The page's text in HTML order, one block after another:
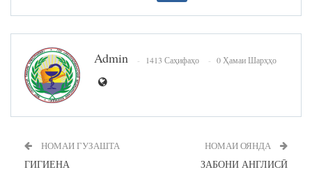
Admin 1413 Саҳифаҳо 0 Ҳамаи Шарҳҳо
НОМАИ ГУЗАШТА
ГИГИЕНА
НОМАИ ОЯНДА
ЗАБОНИ АНГЛИСӢ